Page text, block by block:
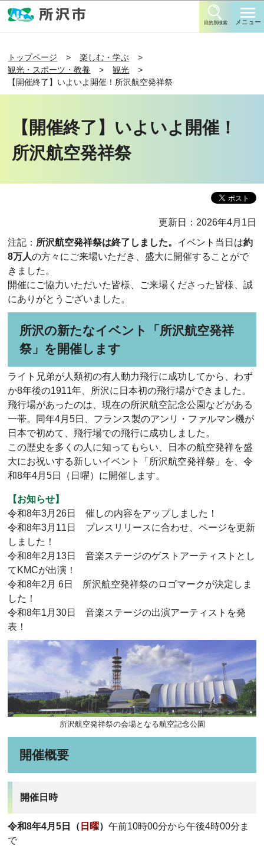
目的別検索 メニュー
トップページ
楽しむ・学ぶ
観光・スポーツ・教養
観光
【開催終了】いよいよ開催！所沢航空発祥祭
【開催終了】いよいよ開催！
所沢航空発祥祭
更新日：2026年4月1日
注記： 所沢航空発祥祭は終了しました。 イベント当日は約
8万人の方々にご来場いただき、盛大に開催することがで
きました。
開催にご協力いただいた皆様、ご来場くださった皆様、誠
にありがとうございました。
所沢の新たなイベント「所沢航空発祥
祭」を開催します
ライト兄弟が人類初の有人動力飛行に成功してから、わず
か8年後の1911年、所沢に日本初の飛行場ができました。
飛行場があったのは、現在の所沢航空記念公園などがある
一帯。同年4月5日、フランス製のアンリ・ファルマン機が
日本で初めて、飛行場での飛行に成功しました。
この歴史を多くの人に知ってもらい、日本の航空発祥を盛
大にお祝いする新しいイベント「所沢航空発祥祭」を、令
和8年4月5日（日曜）に開催します。
【お知らせ】
令和8年3月26日 催しの内容をアップしました！
令和8年3月11日 プレスリリースに合わせ、ページを更新
しました！
令和8年2月13日 音楽ステージのゲストアーティストとし
てKMCが出演！
令和8年2月 6日 所沢航空発祥祭のロゴマークが決定しま
した！
令和8年1月30日 音楽ステージの出演アーティストを発
表！
所沢航空発祥祭の会場となる航空記念公園
開催概要
開催日時
令和8年4月5日（ 日曜）午前10時00分から午後4時00分ま
で